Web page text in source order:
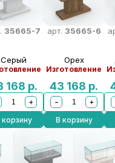
35665-7
Серый
168 р.
+
корзину
арт. 35665-6
Орех
Изготовление
43 168 р.
−
+
В корзину